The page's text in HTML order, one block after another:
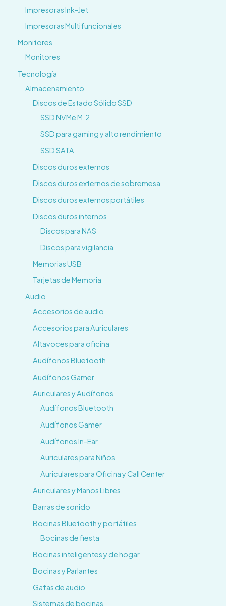
Impresoras Ink-Jet
Impresoras Multifuncionales
Monitores
Monitores
Tecnología
Almacenamiento
Discos de Estado Sólido SSD
SSD NVMe M.2
SSD para gaming y alto rendimiento
SSD SATA
Discos duros externos
Discos duros externos de sobremesa
Discos duros externos portátiles
Discos duros internos
Discos para NAS
Discos para vigilancia
Memorias USB
Tarjetas de Memoria
Audio
Accesorios de audio
Accesorios para Auriculares
Altavoces para oficina
Audífonos Bluetooth
Audífonos Gamer
Auriculares y Audífonos
Audífonos Bluetooth
Audífonos Gamer
Audífonos In-Ear
Auriculares para Niños
Auriculares para Oficina y Call Center
Auriculares y Manos Libres
Barras de sonido
Bocinas Bluetooth y portátiles
Bocinas de fiesta
Bocinas inteligentes y de hogar
Bocinas y Parlantes
Gafas de audio
Sistemas de bocinas